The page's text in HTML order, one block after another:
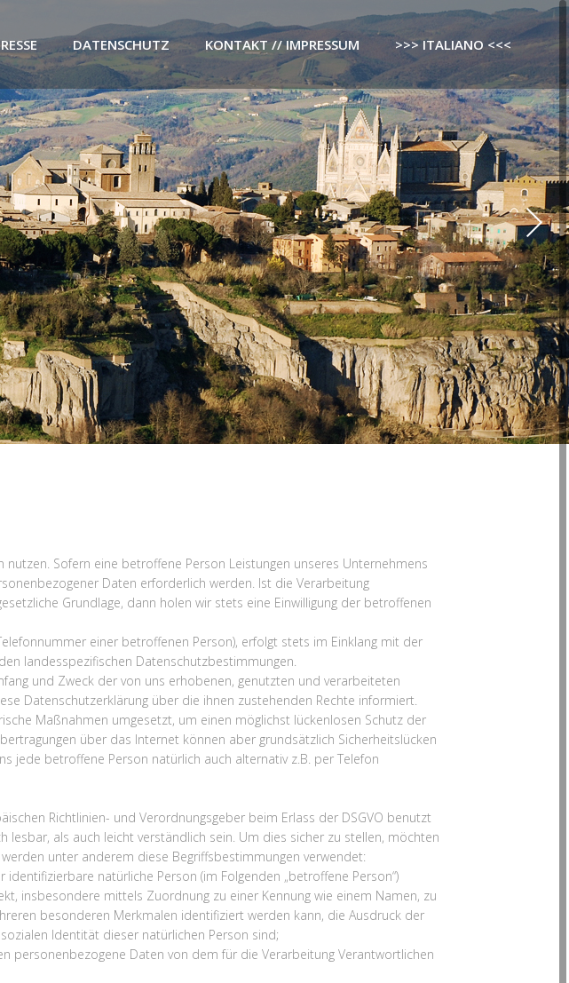
DATENSCHUTZ KONTAKT // IMPRESSUM >>> ITALIANO <<<
Sofern eine betroffene Person Leistungen unseres Unternehmens
Daten erforderlich werden. Ist die Verarbeitung
Grundlage, dann holen wir stets eine Einwilligung der betroffenen
einer betroffenen Person), erfolgt stets im Einklang mit der
landesspezifischen Datenschutzbestimmungen.
und Zweck der von uns erhobenen, genutzten und verarbeiteten
Datenschutzerklärung über die ihnen zustehenden Rechte informiert.
Maßnahmen umgesetzt, um einen möglichst lückenlosen Schutz der
über das Internet können aber grundsätzlich Sicherheitslücken
jede betroffene Person natürlich auch alternativ z.B. per Telefon
Richtlinien- und Verordnungsgeber beim Erlass der DSGVO benutzt
lesbar, als auch leicht verständlich sein. Um dies sicher zu stellen, möchten
unter anderem diese Begriffsbestimmungen verwendet:
natürliche Person (im Folgenden „betroffene Person“)
insbesondere mittels Zuordnung zu einer Kennung wie einem Namen, zu
besonderen Merkmalen identifiziert werden kann, die Ausdruck der
Identität dieser natürlichen Person sind;
personenbezogene Daten von dem für die Verarbeitung Verantwortlichen